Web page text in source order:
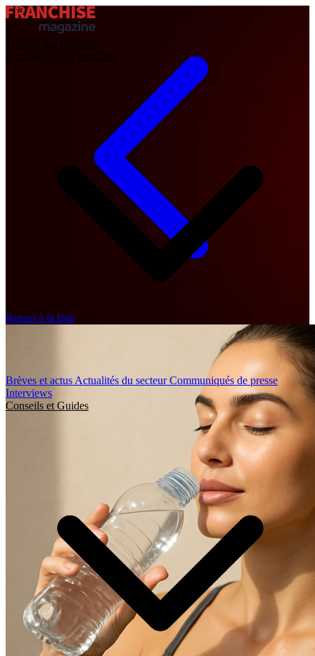
Trouver ma franchise
Actualités de la franchise
Brèves et actus Actualités du secteurCommuniqués de presse
Interviews
Conseils et Guides
Retour à la liste